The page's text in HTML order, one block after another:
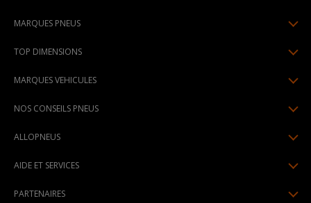
MARQUES PNEUS
Pneus Continental
Pneus Hankook
Pneus Dunlop
TOP DIMENSIONS
195/65R15
205/60R16
225/45R17
MARQUES VEHICULES
Peugeot
Audi
NOS CONSEILS PNEUS
Pression pneu
ALLOPNEUS
Espace Presse
AIDE ET SERVICES
PARTENAIRES